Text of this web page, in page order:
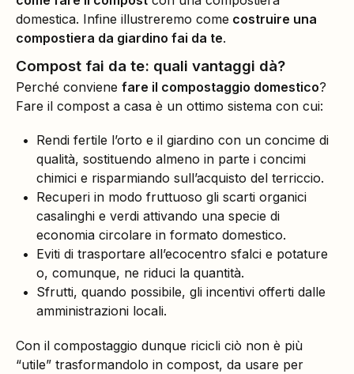
domestica. Infine illustreremo come costruire una
compostiera da giardino fai da te.
Compost fai da te: quali vantaggi dà?
Perché conviene fare il compostaggio domestico?
Fare il compost a casa è un ottimo sistema con cui:
Rendi fertile l’orto e il giardino con un concime di
qualità, sostituendo almeno in parte i concimi
chimici e risparmiando sull’acquisto del terriccio.
Recuperi in modo fruttuoso gli scarti organici
casalinghi e verdi attivando una specie di
economia circolare in formato domestico.
Eviti di trasportare all’ecocentro sfalci e potature
o, comunque, ne riduci la quantità.
Sfrutti, quando possibile, gli incentivi offerti dalle
amministrazioni locali.
Con il compostaggio dunque ricicli ciò non è più
“utile” trasformandolo in compost, da usare per